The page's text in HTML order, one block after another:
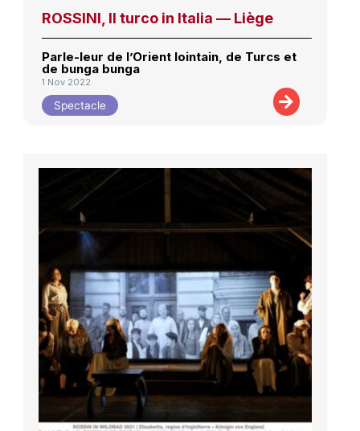
ROSSINI, Il turco in Italia — Liège
Parle-leur de l’Orient lointain, de Turcs et
de bunga bunga
1 Nov 2022
Spectacle